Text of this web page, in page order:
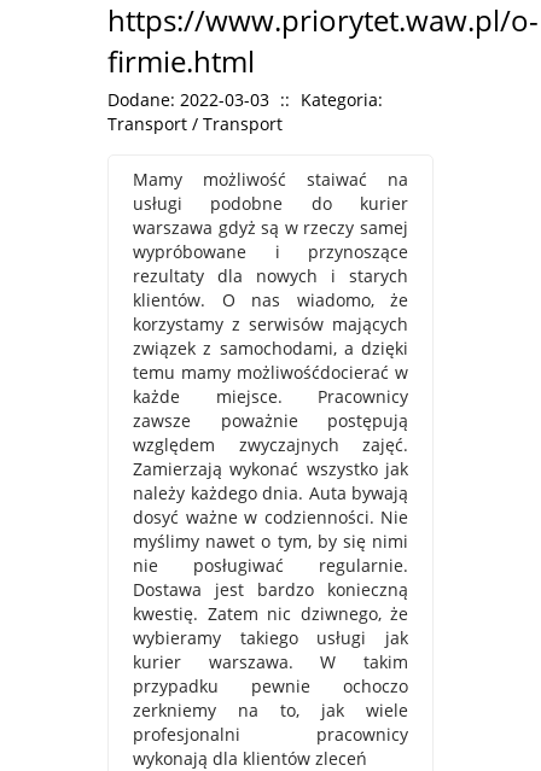
https://www.priorytet.waw.pl/o-
firmie.html
Dodane: 2022-03-03 :: Kategoria:
Transport / Transport
Mamy możliwość staiwać na
usługi podobne do kurier
warszawa gdyż są w rzeczy samej
wypróbowane i przynoszące
rezultaty dla nowych i starych
klientów. O nas wiadomo, że
korzystamy z serwisów mających
związek z samochodami, a dzięki
temu mamy możliwośćdocierać w
każde miejsce. Pracownicy
zawsze poważnie postępują
względem zwyczajnych zajęć.
Zamierzają wykonać wszystko jak
należy każdego dnia. Auta bywają
dosyć ważne w codzienności. Nie
myślimy nawet o tym, by się nimi
nie posługiwać regularnie.
Dostawa jest bardzo konieczną
kwestię. Zatem nic dziwnego, że
wybieramy takiego usługi jak
kurier warszawa. W takim
przypadku pewnie ochoczo
zerkniemy na to, jak wiele
profesjonalni pracownicy
wykonają dla klientów zleceń